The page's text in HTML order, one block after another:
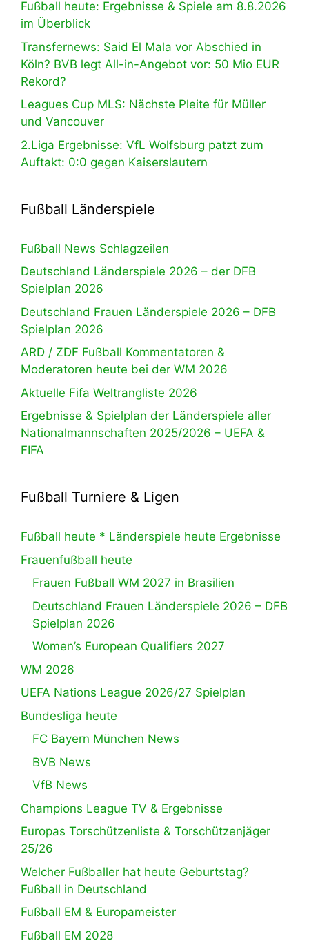
Fußball heute: Ergebnisse & Spiele am 8.8.2026
im Überblick
Transfernews: Said El Mala vor Abschied in
Köln? BVB legt All-in-Angebot vor: 50 Mio EUR
Rekord?
Leagues Cup MLS: Nächste Pleite für Müller
und Vancouver
2.Liga Ergebnisse: VfL Wolfsburg patzt zum
Auftakt: 0:0 gegen Kaiserslautern
Fußball Länderspiele
Fußball News Schlagzeilen
Deutschland Länderspiele 2026 – der DFB
Spielplan 2026
Deutschland Frauen Länderspiele 2026 – DFB
Spielplan 2026
ARD / ZDF Fußball Kommentatoren &
Moderatoren heute bei der WM 2026
Aktuelle Fifa Weltrangliste 2026
Ergebnisse & Spielplan der Länderspiele aller
Nationalmannschaften 2025/2026 – UEFA &
FIFA
Fußball Turniere & Ligen
Fußball heute * Länderspiele heute Ergebnisse
Frauenfußball heute
Frauen Fußball WM 2027 in Brasilien
Deutschland Frauen Länderspiele 2026 – DFB
Spielplan 2026
Women’s European Qualifiers 2027
WM 2026
UEFA Nations League 2026/27 Spielplan
Bundesliga heute
FC Bayern München News
BVB News
VfB News
Champions League TV & Ergebnisse
Europas Torschützenliste & Torschützenjäger
25/26
Welcher Fußballer hat heute Geburtstag?
Fußball in Deutschland
Fußball EM & Europameister
Fußball EM 2028